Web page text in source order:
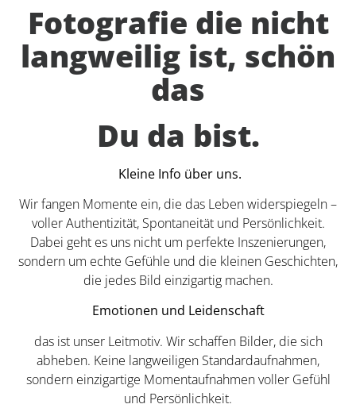
Fotografie die nicht
langweilig ist, schön
das
Du da bist.
Kleine Info über uns.
Wir fangen Momente ein, die das Leben widerspiegeln –
voller Authentizität, Spontaneität und Persönlichkeit.
Dabei geht es uns nicht um perfekte Inszenierungen,
sondern um echte Gefühle und die kleinen Geschichten,
die jedes Bild einzigartig machen.
Emotionen und Leidenschaft
das ist unser Leitmotiv. Wir schaffen Bilder, die sich
abheben. Keine langweiligen Standardaufnahmen,
sondern einzigartige Momentaufnahmen voller Gefühl
und Persönlichkeit.